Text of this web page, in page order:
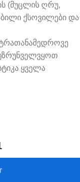
(მუცლის ღრუ,
ქსოვილები და
ყველა